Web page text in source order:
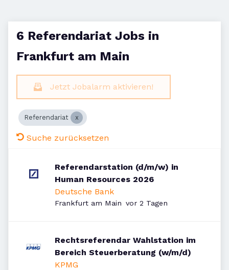
6 Referendariat Jobs in
Frankfurt am Main
Jetzt Jobalarm aktivieren!
Referendariat
Suche zurücksetzen
Referendarstation (d/m/w) in
Human Resources 2026
Deutsche Bank
Frankfurt am Main Veröffentlicht
vor 2 Tagen
Rechtsreferendar Wahlstation im
Bereich Steuerberatung (w/m/d)
KPMG